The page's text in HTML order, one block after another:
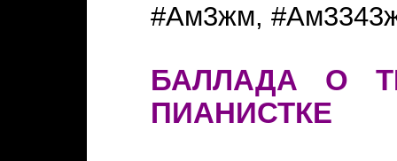
#Ам3жм,
БАЛЛАДА О
ПИАНИСТКЕ